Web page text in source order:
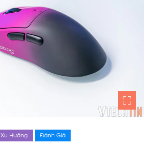
Xu Hướng Đánh Giá